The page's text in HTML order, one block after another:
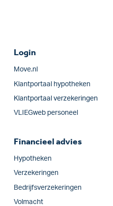
Login
Move.nl
Klantportaal hypotheken
Klantportaal verzekeringen
VLIEGweb personeel
Financieel advies
Hypotheken
Verzekeringen
Bedrijfs­verzekeringen
Volmacht